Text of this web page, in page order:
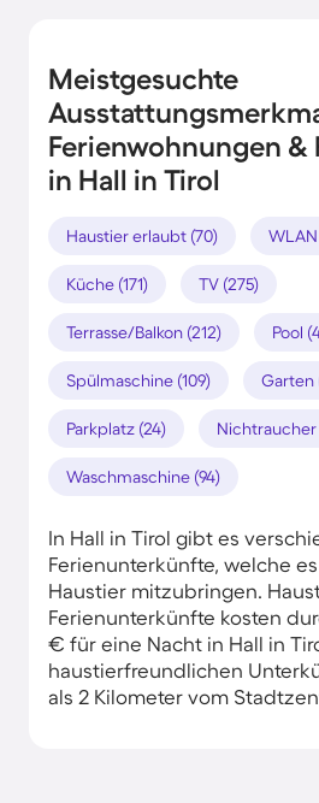
Meistgesuchte
Ferienwohnungen &
in Hall in Tirol
Haustier erlaubt (70)
Küche (171) TV (275)
Terrasse/Balkon (212) Pool
Spülmaschine (109) Garten
Parkplatz (24) Nichtraucher
Waschmaschine (94)
In Hall in Tirol gibt es
Ferienunterkünfte, welche
Haustier mitzubringen.
Ferienunterkünfte kosten
€ für eine Nacht in Hall in
haustierfreundlichen
als 2 Kilometer vom